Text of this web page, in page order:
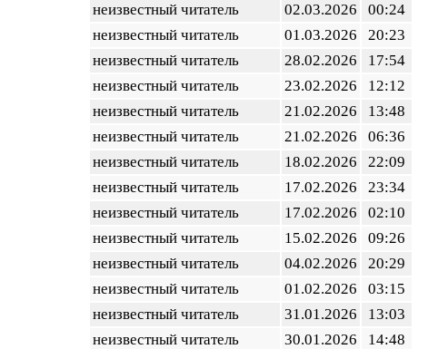
неизвестный читатель
02.03.2026
00:24
неизвестный читатель
01.03.2026
20:23
неизвестный читатель
28.02.2026
17:54
неизвестный читатель
23.02.2026
12:12
неизвестный читатель
21.02.2026
13:48
неизвестный читатель
21.02.2026
06:36
неизвестный читатель
18.02.2026
22:09
неизвестный читатель
17.02.2026
23:34
неизвестный читатель
17.02.2026
02:10
неизвестный читатель
15.02.2026
09:26
неизвестный читатель
04.02.2026
20:29
неизвестный читатель
01.02.2026
03:15
неизвестный читатель
31.01.2026
13:03
неизвестный читатель
30.01.2026
14:48